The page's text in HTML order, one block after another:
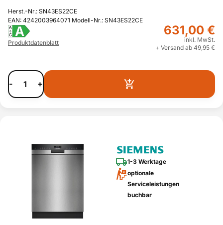
Herst.-Nr.: SN43ES22CE
EAN: 4242003964071 Modell-Nr.: SN43ES22CE
A
G A
Produktdatenblatt
631,00 €
inkl. MwSt.
+ Versand ab 49,95 €
- +
1-3 Werktage
optionale
Serviceleistungen
buchbar